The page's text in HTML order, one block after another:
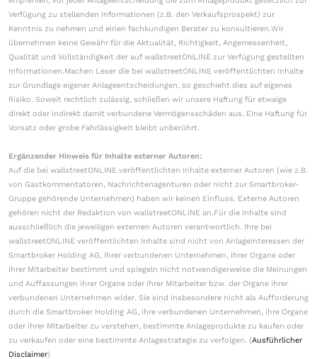
Verfügung zu stellenden Informationen (z.B. den Verkaufsprospekt) zur
Kenntnis zu nehmen und einen fachkundigen Berater zu konsultieren.Wir
übernehmen keine Gewähr für die Aktualität, Richtigkeit, Angemessenheit,
Qualität und Vollständigkeit der auf wallstreetONLINE zur Verfügung gestellten
Informationen.Machen Leser die bei wallstreetONLINE veröffentlichten Inhalte
zur Grundlage eigener Anlageentscheidungen, so geschieht dies auf eigenes
Risiko. Soweit rechtlich zulässig, schließen wir unsere Haftung für etwaige
direkt oder indirekt damit verbundene Vermögensschäden aus. Eine Haftung für
Vorsatz oder grobe Fahrlässigkeit bleibt unberührt.
Ergänzender Hinweis für Inhalte externer Autoren:
Auf die bei wallstreetONLINE veröffentlichten Inhalte externer Autoren (wie z.B.
von Gastkommentatoren, Nachrichtenagenturen oder nicht zur Smartbroker-
Gruppe gehörende Unternehmen) haben wir keinen Einfluss. Externe Autoren
gehören nicht der Redaktion von wallstreetONLINE an.Für die Inhalte sind
ausschließlich die jeweiligen externen Autoren verantwortlich. Ihre bei
wallstreetONLINE veröffentlichten Inhalte sind nicht von Anlageinteressen der
Smartbroker Holding AG, ihrer verbundenen Unternehmen, ihrer Organe oder
ihrer Mitarbeiter bestimmt und spiegeln nicht notwendigerweise die Meinungen
und Auffassungen ihrer Organe oder ihrer Mitarbeiter bzw. der Organe ihrer
verbundenen Unternehmen wider. Sie sind insbesondere nicht als Aufforderung
durch die Smartbroker Holding AG, ihre verbundenen Unternehmen, ihre Organe
oder ihrer Mitarbeiter zu verstehen, bestimmte Anlageprodukte zu kaufen oder
zu verkaufen oder eine bestimmte Anlagestrategie zu verfolgen. (Ausführlicher
Disclaimer)